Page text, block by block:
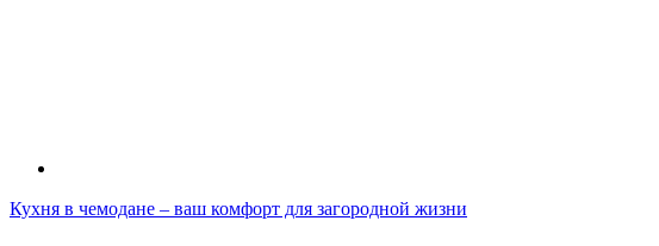
Кухня в чемодане – ваш комфорт для загородной жизни